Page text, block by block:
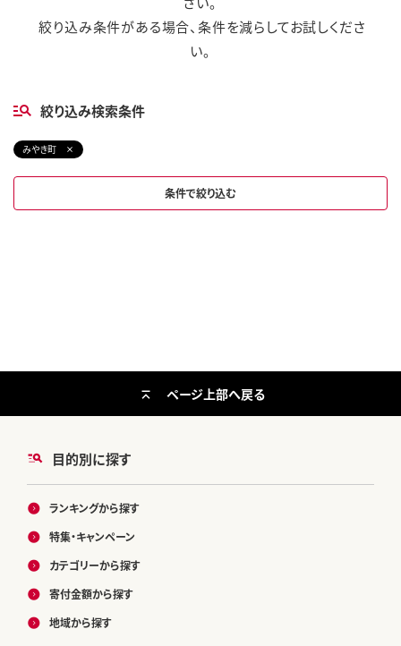
絞り込み条件がある場合、条件を減らしてお試しくださ
い。
絞り込み検索条件
みやき町
条件で絞り込む
目的別に探す
ランキングから探す
特集・キャンペーン
カテゴリーから探す
寄付金額から探す
地域から探す
ページ上部へ戻る